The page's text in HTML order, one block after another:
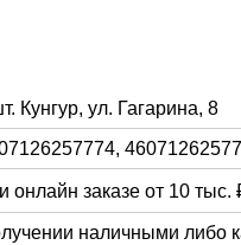
Кунгур, ул. Гагарина, 8
онлайн заказе от 10 тыс.
наличными либо